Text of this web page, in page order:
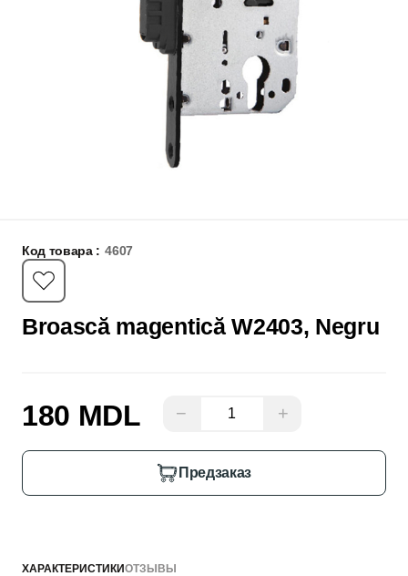
Код товара : 4607
Broască magentică W2403, Negru
180 MDL − +
Предзаказ
ХАРАКТЕРИСТИКИОТЗЫВЫ